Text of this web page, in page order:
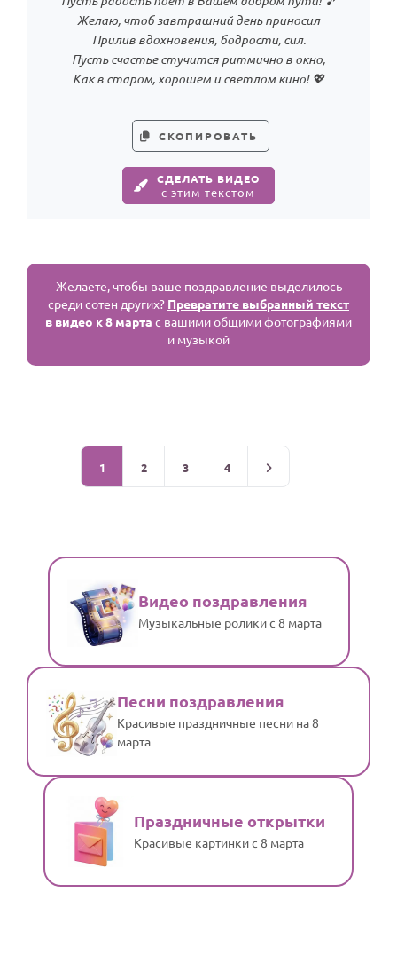
Желаю, чтоб завтрашний день приносил
Прилив вдохновения, бодрости, сил.
Пусть счастье стучится ритмично в окно,
Как в старом, хорошем и светлом кино! 💖
СКОПИРОВАТЬ
СДЕЛАТЬ ВИДЕО
с этим текстом
Желаете, чтобы ваше поздравление выделилось
среди сотен других? Превратите выбранный текст
в видео к 8 марта с вашими общими фотографиями
и музыкой
1 2 3 4
Видео поздравления
Музыкальные ролики с 8 марта
Песни поздравления
Красивые праздничные песни на 8
марта
Праздничные открытки
Красивые картинки с 8 марта